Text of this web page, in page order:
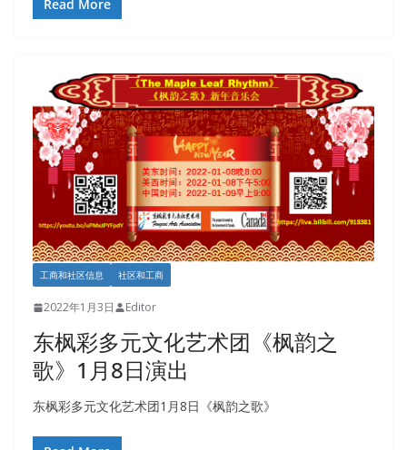
Read More
工商和社区信息 社区和工商
2022年1月3日 Editor
东枫彩多元文化艺术团《枫韵之
歌》1月8日演出
东枫彩多元文化艺术团1月8日《枫韵之歌》